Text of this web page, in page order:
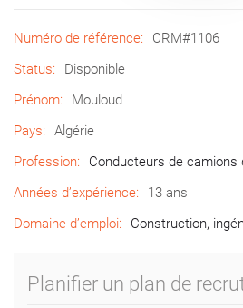
Numéro de référence:
CRM#1106
Status:
Disponible
Prénom:
Mouloud
Pays:
Algérie
Profession:
Conducteurs de camions
Années d’expérience:
13 ans
Domaine d’emploi:
Construction,
Planifier un plan de